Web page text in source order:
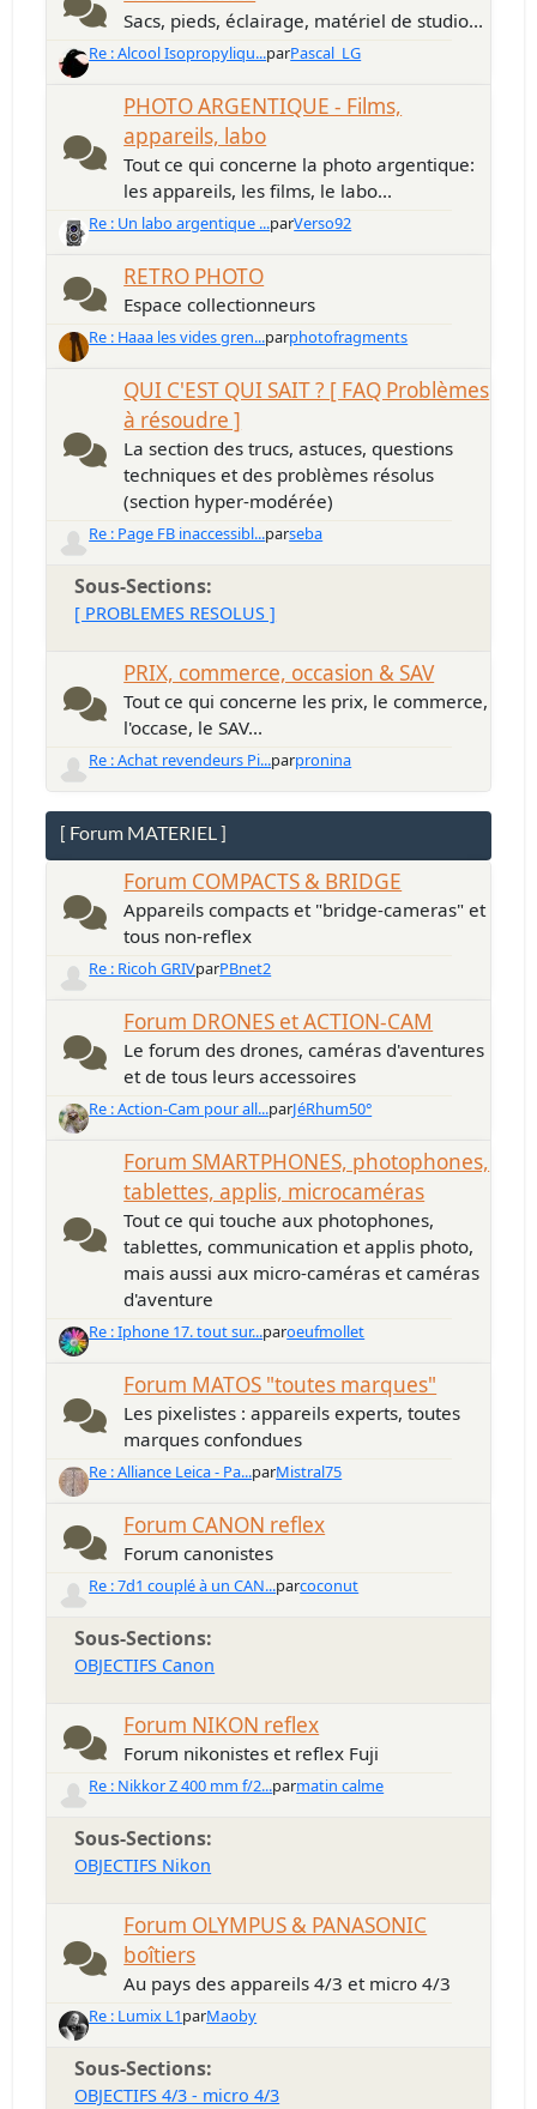
Sacs, pieds, éclairage, matériel de studio...
Re : Alcool Isopropyliqu...parPascal_LG
PHOTO ARGENTIQUE - Films,
appareils, labo
Tout ce qui concerne la photo argentique:
les appareils, les films, le labo...
Re : Un labo argentique ...parVerso92
RETRO PHOTO
Espace collectionneurs
Re : Haaa les vides gren...parphotofragments
QUI C'EST QUI SAIT ? [ FAQ Problèmes
à résoudre ]
La section des trucs, astuces, questions
techniques et des problèmes résolus
(section hyper-modérée)
Re : Page FB inaccessibl...parseba
Sous-Sections
[ PROBLEMES RESOLUS ]
PRIX, commerce, occasion & SAV
Tout ce qui concerne les prix, le commerce,
l'occase, le SAV...
Re : Achat revendeurs Pi...parpronina
[ Forum MATERIEL ]
Forum COMPACTS & BRIDGE
Appareils compacts et "bridge-cameras" et
tous non-reflex
Re : Ricoh GRIVparPBnet2
Forum DRONES et ACTION-CAM
Le forum des drones, caméras d'aventures
et de tous leurs accessoires
Re : Action-Cam pour all...parJéRhum50°
Forum SMARTPHONES, photophones,
tablettes, applis, microcaméras
Tout ce qui touche aux photophones,
tablettes, communication et applis photo,
mais aussi aux micro-caméras et caméras
d'aventure
Re : Iphone 17. tout sur...paroeufmollet
Forum MATOS "toutes marques"
Les pixelistes : appareils experts, toutes
marques confondues
Re : Alliance Leica - Pa...parMistral75
Forum CANON reflex
Forum canonistes
Re : 7d1 couplé à un CAN...parcoconut
Sous-Sections
OBJECTIFS Canon
Forum NIKON reflex
Forum nikonistes et reflex Fuji
Re : Nikkor Z 400 mm f/2...parmatin calme
Sous-Sections
OBJECTIFS Nikon
Forum OLYMPUS & PANASONIC
boîtiers
Au pays des appareils 4/3 et micro 4/3
Re : Lumix L1parMaoby
Sous-Sections
OBJECTIFS 4/3 - micro 4/3